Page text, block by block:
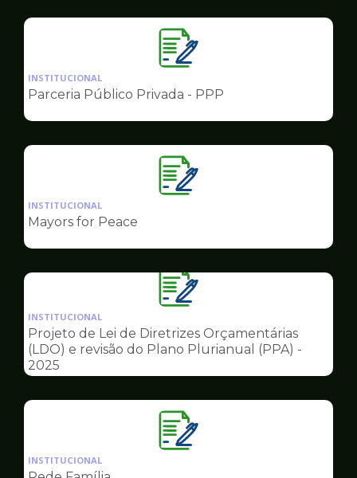
Ilustração
da
pagina
Governo
INSTITUCIONAL
Parceria Público Privada - PPP
Ilustração
da
Governo
INSTITUCIONAL
Mayors for Peace
Ilustração
da
pagina
de
INSTITUCIONAL
Projeto de Lei de Diretrizes Orçamentárias
(LDO) e revisão do Plano Plurianual (PPA) -
2025
Ilustração
da
INSTITUCIONAL